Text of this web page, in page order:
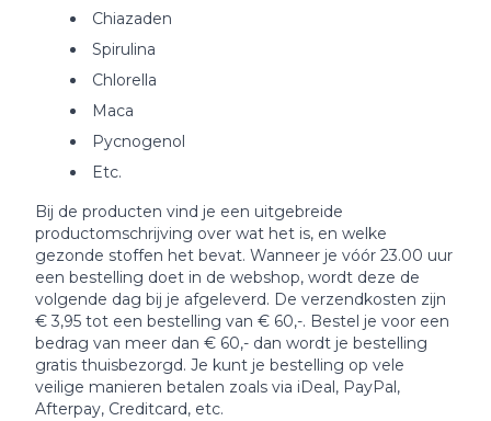
Chiazaden
Spirulina
Chlorella
Maca
Pycnogenol
Etc.
Bij de producten vind je een uitgebreide
productomschrijving over wat het is, en welke
gezonde stoffen het bevat. Wanneer je vóór 23.00 uur
een bestelling doet in de webshop, wordt deze de
volgende dag bij je afgeleverd. De verzendkosten zijn
€ 3,95 tot een bestelling van € 60,-. Bestel je voor een
bedrag van meer dan € 60,- dan wordt je bestelling
gratis thuisbezorgd. Je kunt je bestelling op vele
veilige manieren betalen zoals via iDeal, PayPal,
Afterpay, Creditcard, etc.